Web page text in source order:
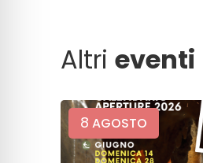
Altrieventi
8 AGOSTO